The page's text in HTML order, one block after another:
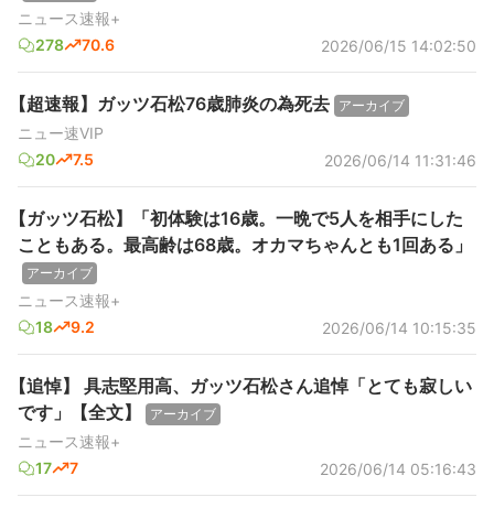
ニュース速報+
278
70.6 2026/06/15 14:02:50
【超速報】ガッツ石松76歳肺炎の為死去 アーカイブ
ニュー速VIP
20
7.5 2026/06/14 11:31:46
【ガッツ石松】「初体験は16歳。一晩で5人を相手にした
こともある。最高齢は68歳。オカマちゃんとも1回ある」
アーカイブ
ニュース速報+
18
9.2 2026/06/14 10:15:35
【追悼】 具志堅用高、ガッツ石松さん追悼「とても寂しい
です」【全文】
アーカイブ
ニュース速報+
17
7 2026/06/14 05:16:43